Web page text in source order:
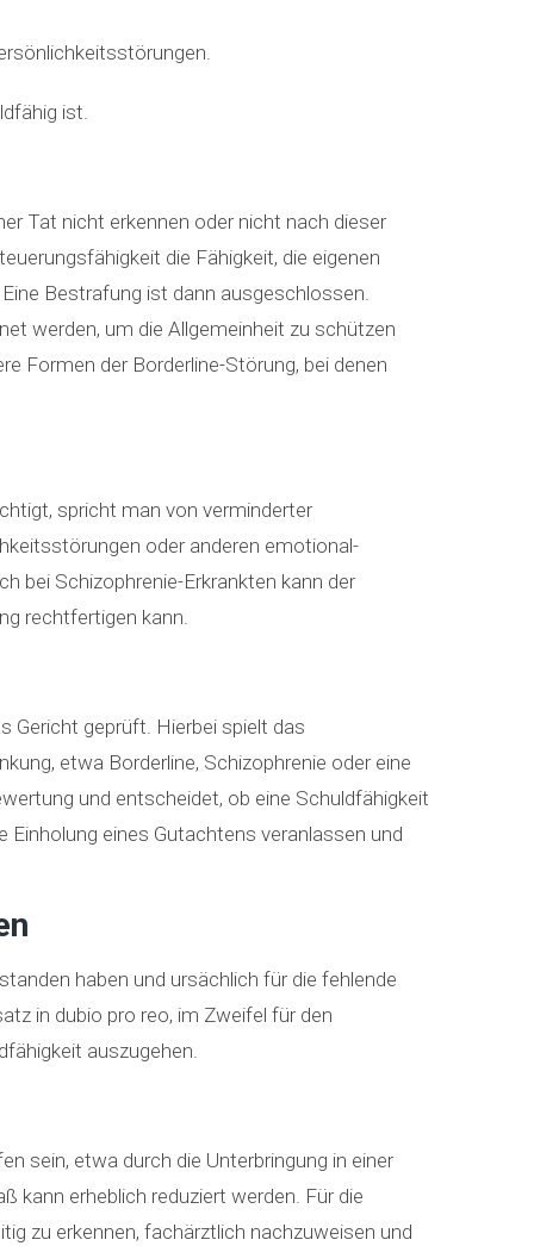
ist.
Tat nicht erkennen oder nicht nach dieser
die Fähigkeit, die eigenen
Bestrafung ist dann ausgeschlossen.
werden, um die Allgemeinheit zu schützen
Formen der Borderline-Störung, bei denen
spricht man von verminderter
oder anderen emotional-
bei Schizophrenie-Erkrankten kann der
rechtfertigen kann.
Gericht geprüft. Hierbei spielt das
etwa Borderline, Schizophrenie oder eine
und entscheidet, ob eine Schuldfähigkeit
eines Gutachtens veranlassen und
haben und ursächlich für die fehlende
in dubio pro reo, im Zweifel für den
auszugehen.
sein, etwa durch die Unterbringung in einer
kann erheblich reduziert werden. Für die
zu erkennen, fachärztlich nachzuweisen und